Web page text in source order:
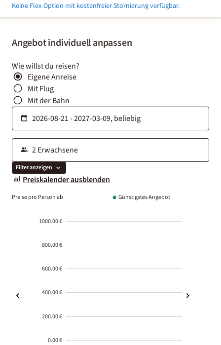
Angebot individuell anpassen
Wie willst du reisen?
Eigene Anreise
Mit Flug
Mit der Bahn
Filter anzeigen
Preiskalender ausblenden
Preise pro Person ab Günstigstes Angebot
1000.00 €
800.00 €
600.00 €
400.00 €
200.00 €
0.00 €
Keine Flex-Option mit kostenfreier Stornierung verfügbar.